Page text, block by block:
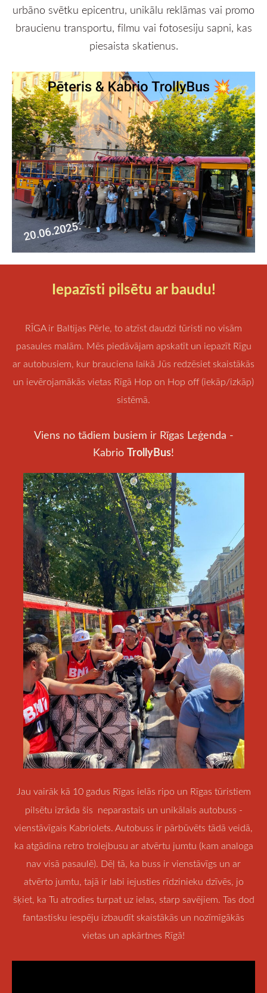
urbāno svētku epicentru, unikālu reklāmas vai promo
braucienu transportu, filmu vai fotosesiju sapni, kas
piesaista skatienus.
Iepazīsti pilsētu ar baudu!
RĪGA ir Baltijas Pērle, to atzīst daudzi tūristi no visām
pasaules malām. Mēs piedāvājam apskatīt un iepazīt Rīgu
ar autobusiem, kur brauciena laikā Jūs redzēsiet skaistākās
un ievērojamākās vietas Rīgā Hop on Hop off (iekāp/izkāp)
sistēmā.
Viens no tādiem busiem ir Rīgas Leģenda -
Kabrio TrollyBus!
Jau vairāk kā 10 gadus Rīgas ielās ripo un Rīgas tūristiem
pilsētu izrāda šis neparastais un unikālais autobuss -
vienstāvīgais Kabriolets. Autobuss ir pārbūvēts tādā veidā,
ka atgādina retro trolejbusu ar atvērtu jumtu (kam analoga
nav visā pasaulē). Dēļ tā, ka buss ir vienstāvīgs un ar
atvērto jumtu, tajā ir labi iejusties rīdzinieku dzīvēs, jo
šķiet, ka Tu atrodies turpat uz ielas, starp savējiem. Tas dod
fantastisku iespēju izbaudīt skaistākās un nozīmīgākās
vietas un apkārtnes Rīgā!